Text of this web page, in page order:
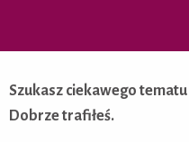
Szukasz ciekawego
Dobrze trafiłeś.